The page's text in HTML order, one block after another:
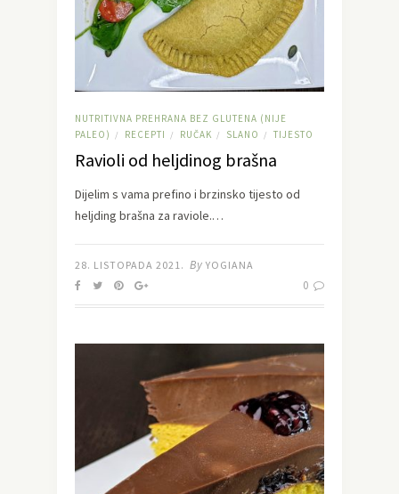
NUTRITIVNA PREHRANA BEZ GLUTENA (NIJE
PALEO)
/ RECEPTI / RUČAK / SLANO / TIJESTO
Ravioli od heljdinog brašna
Dijelim s vama prefino i brzinsko tijesto od
heljding brašna za raviole.…
28. LISTOPADA 2021. By YOGIANA
0